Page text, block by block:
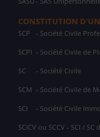
CONSTITUTION
SCP - Société Civile
SCPI - Société Civile de
SC - Société Civile
SCM - Société Civile de
SCI - Société Civile
SCICV ou SCCV - SCI /